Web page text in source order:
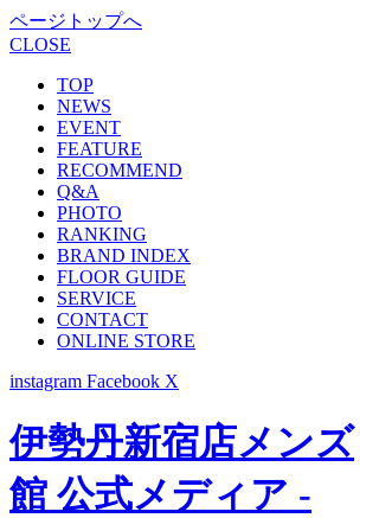
ページトップへ
CLOSE
TOP
NEWS
EVENT
FEATURE
RECOMMEND
Q&A
PHOTO
RANKING
BRAND INDEX
FLOOR GUIDE
SERVICE
CONTACT
ONLINE STORE
instagram Facebook X
伊勢丹新宿店メンズ
館 公式メディア -